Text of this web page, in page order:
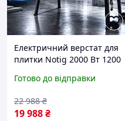
Електричний верстат для
плитки Notig 2000 Вт 1200
плиткоріз для різання
стаціонарний
Готово до відправки
19 988₴
22 988 ₴